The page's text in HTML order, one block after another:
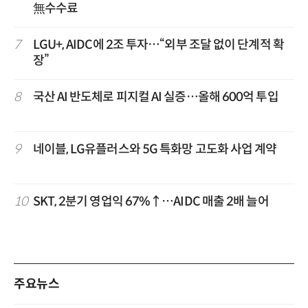
無수수료
7
LGU+, AIDC에 2조 투자…“외부 조달 없이 단계적 확
장”
8 국산 AI 반도체로 피지컬 AI 실증…올해 600억 투입
9 네이블, LG유플러스와 5G 특화망 고도화 사업 계약
10 SKT, 2분기 영업익 67%↑…AIDC 매출 2배 늘어
주요뉴스